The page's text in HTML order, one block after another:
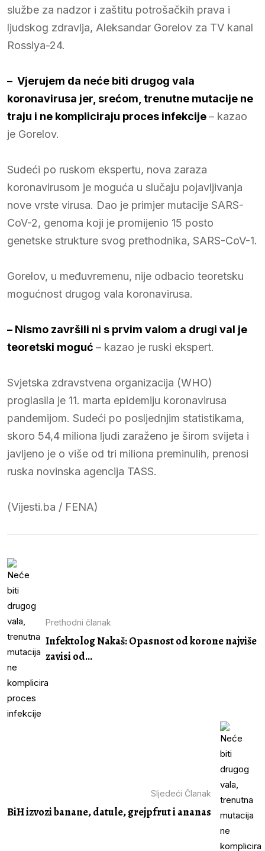
službe za nadzor i zaštitu potrošačkih prava i
ljudskog zdravlja, Aleksandar Gorelov za TV kanal
Rossiya-24.
– Vjerujem da neće biti drugog vala
koronavirusa jer, srećom, trenutne mutacije ne
traju i ne kompliciraju proces infekcije– kazao
je Gorelov.
Sudeći po ruskom ekspertu, nova zaraza
koronavirusom je moguća u slučaju pojavljivanja
nove vrste virusa. Dao je primjer mutacije SARS-
CoV-2, genoma koji je promijenio 15 posto
genetske strukture svog prethodnika, SARS-CoV-1.
Gorelov, u međuvremenu, nije odbacio teoretsku
mogućnost drugog vala koronavirusa.
– Nismo završili ni s prvim valom a drugi val je
teoretski moguć – kazao je ruski ekspert.
Svjetska zdravstvena organizacija (WHO)
proglasila je 11. marta epidemiju koronavirusa
pandemijom. Sudeći po posljednjim statistikama,
skoro 54,4 miliona ljudi zaraženo je širom svijeta i
javljeno je o više od tri miliona preminulih, prenosi
ruska novinska agencija TASS.
(Vijesti.ba / FENA)
Prethodni članak
Infektolog Nakaš: Opasnost od korone najviše
zavisi od...
Sljedeći Članak
BiH izvozi banane, datule, grejpfrut i ananas